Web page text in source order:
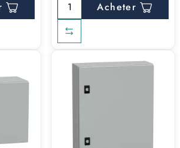
Acheter